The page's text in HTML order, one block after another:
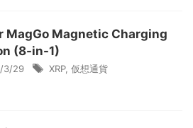
MagGo Magnetic Charging
(8-in-1)
3/29 XRP, 仮想通貨